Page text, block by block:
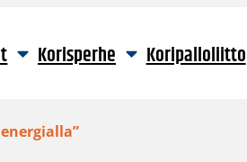
Korisperhe Koripalloliitto